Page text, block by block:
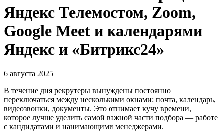
Яндекс Телемостом, Zoom,
Google Meet и календарями
Яндекс и «Битрикс24»
6 августа 2025
В течение дня рекрутеры вынуждены постоянно
переключаться между несколькими окнами: почта, календарь,
видеозвонки, документы. Это отнимает кучу времени,
которое лучше уделить самой важной части подбора — работе
с кандидатами и нанимающими менеджерами.